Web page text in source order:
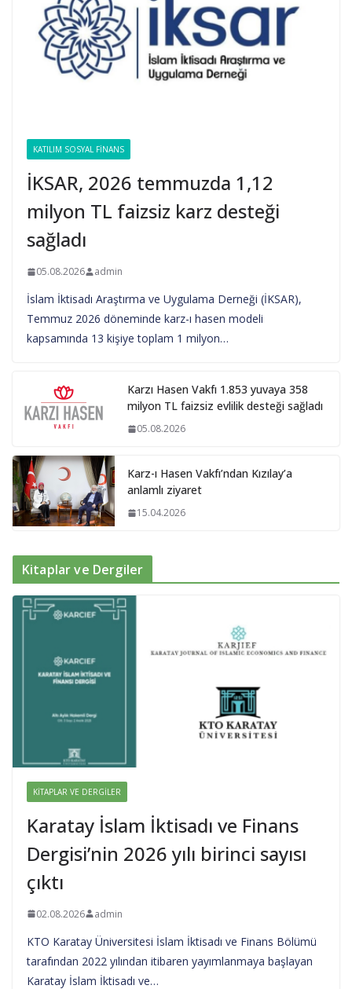
KATILIM SOSYAL FINANS
İKSAR, 2026 temmuzda 1,12
milyon TL faizsiz karz desteği
sağladı
05.08.2026 admin
İslam İktisadı Araştırma ve Uygulama Derneği (İKSAR),
Temmuz 2026 döneminde karz-ı hasen modeli
kapsamında 13 kişiye toplam 1 milyon…
Karzı Hasen Vakfı 1.853 yuvaya 358
milyon TL faizsiz evlilik desteği sağladı
05.08.2026
Karz-ı Hasen Vakfı’ndan Kızılay’a
anlamlı ziyaret
15.04.2026
Kitaplar ve Dergiler
KITAPLAR VE DERGILER
Karatay İslam İktisadı ve Finans
Dergisi’nin 2026 yılı birinci sayısı
çıktı
02.08.2026 admin
KTO Karatay Üniversitesi İslam İktisadı ve Finans Bölümü
tarafından 2022 yılından itibaren yayımlanmaya başlayan
Karatay İslam İktisadı ve…